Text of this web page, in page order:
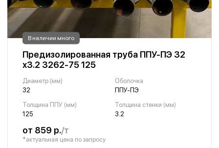
В наличии много
Предизолированная труба ППУ-ПЭ 32
х3.2 3262-75 125
Диаметр (мм)
32
Оболочка
ППУ-ПЭ
Толщина ППУ (мм)
125
Толщина стенки (мм)
3.2
от 859 р./т
*актуальная цена по запросу